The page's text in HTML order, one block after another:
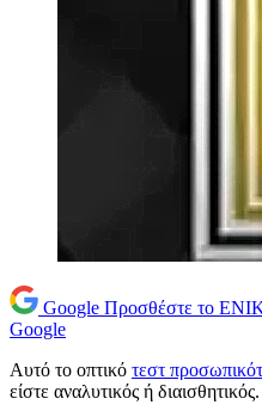
Google Προσθέστε το
Google
Αυτό το οπτικό τεστ
είστε αναλυτικός ή διαισθητικός.